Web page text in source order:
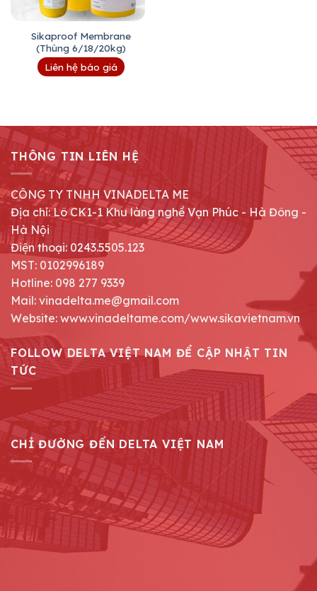
Sikaproof Membrane
(Thùng 6/18/20kg)
Liên hệ báo giá
THÔNG TIN LIÊN HỆ
CÔNG TY TNHH VINADELTA ME
Địa chỉ: Lô CK1-1 Khu làng nghề Vạn Phúc - Hà Đông -
Hà Nội
Điện thoại: 0243.5505.123
MST: 0102996189
Hotline: 098 277 9339
Mail: vinadelta.me@gmail.com
Website: www.vinadeltame.com/www.sikavietnam.vn
FOLLOW DELTA VIỆT NAM ĐỂ CẬP NHẬT TIN
TỨC
CHỈ ĐƯỜNG ĐẾN DELTA VIỆT NAM